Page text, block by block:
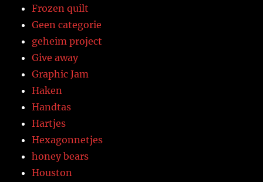
Frozen quilt
Geen categorie
geheim project
Give away
Graphic Jam
Haken
Handtas
Hartjes
Hexagonnetjes
honey bears
Houston